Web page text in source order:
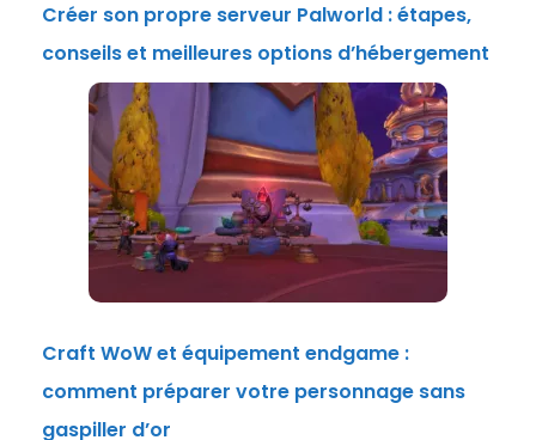
Créer son propre serveur Palworld : étapes,
conseils et meilleures options d’hébergement
Craft WoW et équipement endgame :
comment préparer votre personnage sans
gaspiller d’or